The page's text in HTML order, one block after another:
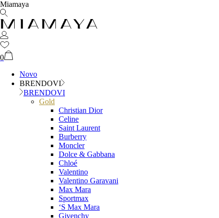
Miamaya
0
Novo
BRENDOVI
BRENDOVI
Gold
Christian Dior
Celine
Saint Laurent
Burberry
Moncler
Dolce & Gabbana
Chloé
Valentino
Valentino Garavani
Max Mara
Sportmax
‘S Max Mara
Givenchy